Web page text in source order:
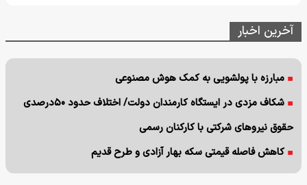
آخرین اخبار
مبارزه با پولشویی به کمک هوش مصنوعی
شکاف مزدی در ایستگاه کارمندان دولت/ اختلاف حدود ۵۰درصدی
حقوق نیروهای شرکتی با کارکنان رسمی
کاهش فاصله قیمتی سکه بهار آزادی و طرح قدیم